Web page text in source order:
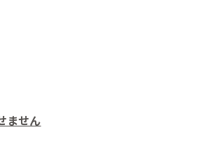
ません